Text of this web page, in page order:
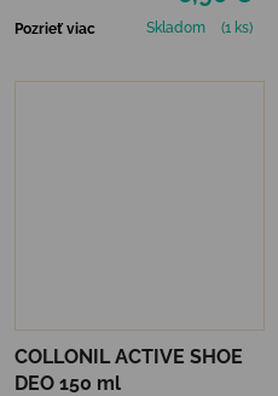
Pozrieť viac Skladom (1 ks)
COLLONIL ACTIVE SHOE
DEO 150 ml